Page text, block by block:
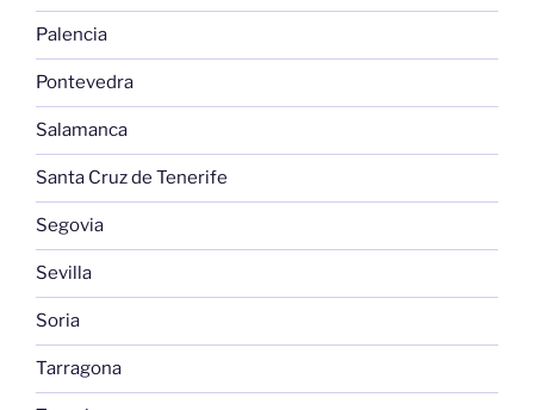
Palencia
Pontevedra
Salamanca
Santa Cruz de Tenerife
Segovia
Sevilla
Soria
Tarragona